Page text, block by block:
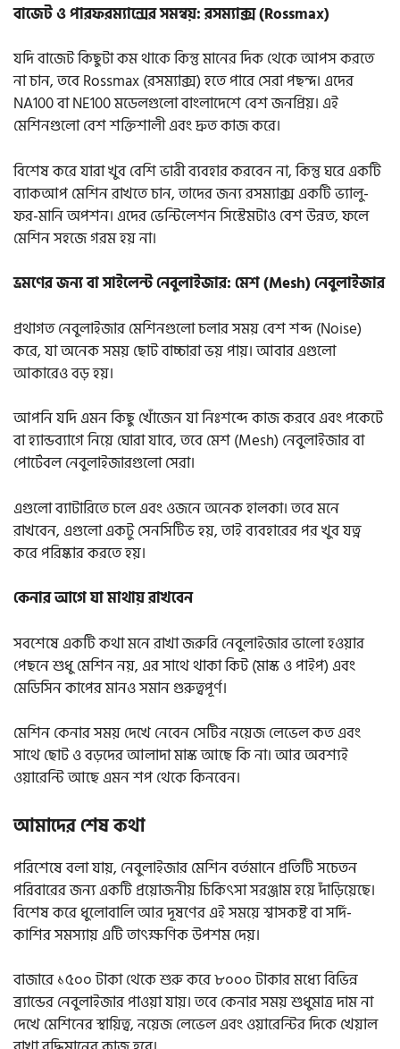
বাজেট ও পারফরম্যান্সের সমন্বয়: রসম্যাক্স (Rossmax)
যদি বাজেট কিছুটা কম থাকে কিন্তু মানের দিক থেকে আপস করতে
না চান, তবে Rossmax (রসম্যাক্স) হতে পারে সেরা পছন্দ। এদের
NA100 বা NE100 মডেলগুলো বাংলাদেশে বেশ জনপ্রিয়। এই
মেশিনগুলো বেশ শক্তিশালী এবং দ্রুত কাজ করে।
বিশেষ করে যারা খুব বেশি ভারী ব্যবহার করবেন না, কিন্তু ঘরে একটি
ব্যাকআপ মেশিন রাখতে চান, তাদের জন্য রসম্যাক্স একটি ভ্যালু-
ফর-মানি অপশন। এদের ভেন্টিলেশন সিস্টেমটাও বেশ উন্নত, ফলে
মেশিন সহজে গরম হয় না।
ভ্রমণের জন্য বা সাইলেন্ট নেবুলাইজার: মেশ (Mesh) নেবুলাইজার
প্রথাগত নেবুলাইজার মেশিনগুলো চলার সময় বেশ শব্দ (Noise)
করে, যা অনেক সময় ছোট বাচ্চারা ভয় পায়। আবার এগুলো
আকারেও বড় হয়।
আপনি যদি এমন কিছু খোঁজেন যা নিঃশব্দে কাজ করবে এবং পকেটে
বা হ্যান্ডব্যাগে নিয়ে ঘোরা যাবে, তবে মেশ (Mesh) নেবুলাইজার বা
পোর্টেবল নেবুলাইজারগুলো সেরা।
এগুলো ব্যাটারিতে চলে এবং ওজনে অনেক হালকা। তবে মনে
রাখবেন, এগুলো একটু সেনসিটিভ হয়, তাই ব্যবহারের পর খুব যত্ন
করে পরিষ্কার করতে হয়।
কেনার আগে যা মাথায় রাখবেন
সবশেষে একটি কথা মনে রাখা জরুরি নেবুলাইজার ভালো হওয়ার
পেছনে শুধু মেশিন নয়, এর সাথে থাকা কিট (মাস্ক ও পাইপ) এবং
মেডিসিন কাপের মানও সমান গুরুত্বপূর্ণ।
মেশিন কেনার সময় দেখে নেবেন সেটির নয়েজ লেভেল কত এবং
সাথে ছোট ও বড়দের আলাদা মাস্ক আছে কি না। আর অবশ্যই
ওয়ারেন্টি আছে এমন শপ থেকে কিনবেন।
আমাদের শেষ কথা
পরিশেষে বলা যায়, নেবুলাইজার মেশিন বর্তমানে প্রতিটি সচেতন
পরিবারের জন্য একটি প্রয়োজনীয় চিকিৎসা সরঞ্জাম হয়ে দাঁড়িয়েছে।
বিশেষ করে ধুলোবালি আর দূষণের এই সময়ে শ্বাসকষ্ট বা সর্দি-
কাশির সমস্যায় এটি তাৎক্ষণিক উপশম দেয়।
বাজারে ১৫০০ টাকা থেকে শুরু করে ৮০০০ টাকার মধ্যে বিভিন্ন
ব্র্যান্ডের নেবুলাইজার পাওয়া যায়। তবে কেনার সময় শুধুমাত্র দাম না
দেখে মেশিনের স্থায়িত্ব, নয়েজ লেভেল এবং ওয়ারেন্টির দিকে খেয়াল